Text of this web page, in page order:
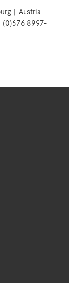
| Austria
(0)676 8997-